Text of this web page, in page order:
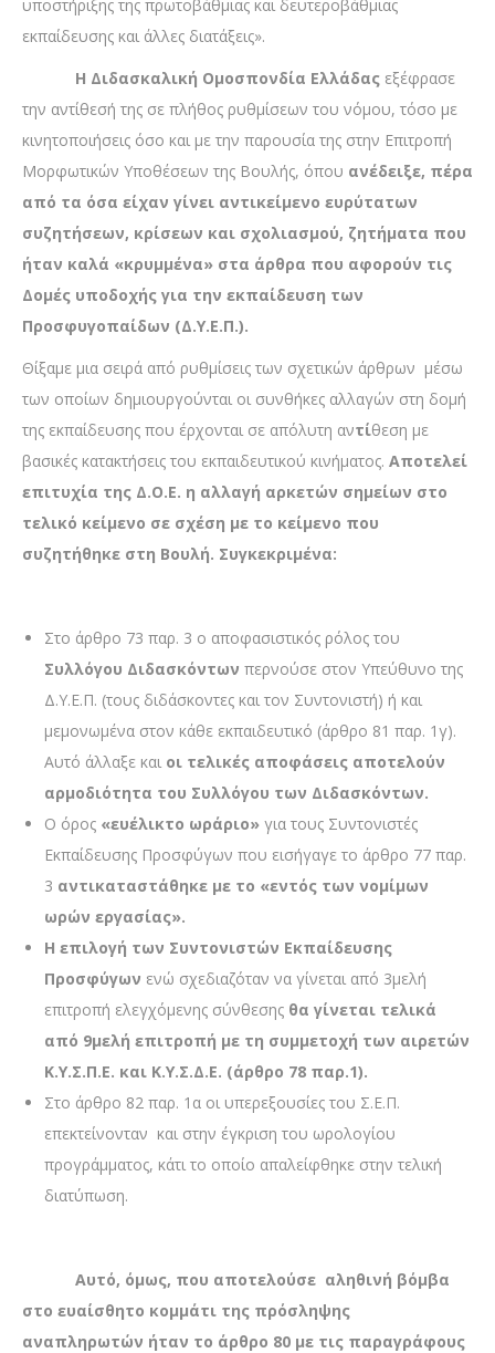
υποστήριξης της πρωτοβάθμιας και δευτεροβάθμιας
εκπαίδευσης και άλλες διατάξεις».
Η Διδασκαλική Ομοσπονδία Ελλάδας εξέφρασε
την αντίθεσή της σε πλήθος ρυθμίσεων του νόμου, τόσο με
κινητοποιήσεις όσο και με την παρουσία της στην Επιτροπή
Μορφωτικών Υποθέσεων της Βουλής, όπου ανέδειξε, πέρα
από τα όσα είχαν γίνει αντικείμενο ευρύτατων
συζητήσεων, κρίσεων και σχολιασμού, ζητήματα που
ήταν καλά «κρυμμένα» στα άρθρα που αφορούν τις
Δομές υποδοχής για την εκπαίδευση των
Προσφυγοπαίδων (Δ.Υ.Ε.Π.).
Θίξαμε μια σειρά από ρυθμίσεις των σχετικών άρθρων μέσω
των οποίων δημιουργούνται οι συνθήκες αλλαγών στη δομή
της εκπαίδευσης που έρχονται σε απόλυτη αντίθεση με
βασικές κατακτήσεις του εκπαιδευτικού κινήματος. Αποτελεί
επιτυχία της Δ.Ο.Ε. η αλλαγή αρκετών σημείων στο
τελικό κείμενο σε σχέση με το κείμενο που
συζητήθηκε στη Βουλή. Συγκεκριμένα:
Στο άρθρο 73 παρ. 3 ο αποφασιστικός ρόλος του
Συλλόγου Διδασκόντων περνούσε στον Υπεύθυνο της
Δ.Υ.Ε.Π. (τους διδάσκοντες και τον Συντονιστή) ή και
μεμονωμένα στον κάθε εκπαιδευτικό (άρθρο 81 παρ. 1γ).
Αυτό άλλαξε και οι τελικές αποφάσεις αποτελούν
αρμοδιότητα του Συλλόγου των Διδασκόντων.
Ο όρος «ευέλικτο ωράριο» για τους Συντονιστές
Εκπαίδευσης Προσφύγων που εισήγαγε το άρθρο 77 παρ.
3 αντικαταστάθηκε με το «εντός των νομίμων
ωρών εργασίας».
Η επιλογή των Συντονιστών Εκπαίδευσης
Προσφύγων ενώ σχεδιαζόταν να γίνεται από 3μελή
επιτροπή ελεγχόμενης σύνθεσης θα γίνεται τελικά
από 9μελή επιτροπή με τη συμμετοχή των αιρετών
Κ.Υ.Σ.Π.Ε. και Κ.Υ.Σ.Δ.Ε. (άρθρο 78 παρ.1).
Στο άρθρο 82 παρ. 1α οι υπερεξουσίες του Σ.Ε.Π.
επεκτείνονταν και στην έγκριση του ωρολογίου
προγράμματος, κάτι το οποίο απαλείφθηκε στην τελική
διατύπωση.
Αυτό, όμως, που αποτελούσε αληθινή βόμβα
στο ευαίσθητο κομμάτι της πρόσληψης
αναπληρωτών ήταν το άρθρο 80 με τις παραγράφους